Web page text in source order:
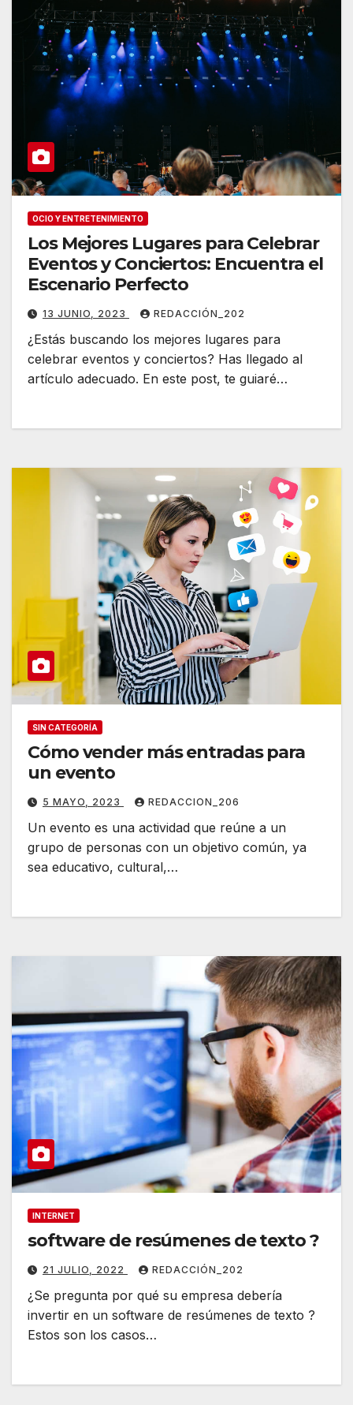
OCIO Y ENTRETENIMIENTO
Los Mejores Lugares para Celebrar
Eventos y Conciertos: Encuentra el
Escenario Perfecto
13 JUNIO, 2023 REDACCIÓN_202
¿Estás buscando los mejores lugares para
celebrar eventos y conciertos? Has llegado al
artículo adecuado. En este post, te guiaré…
SIN CATEGORÍA
Cómo vender más entradas para
un evento
5 MAYO, 2023 REDACCION_206
Un evento es una actividad que reúne a un
grupo de personas con un objetivo común, ya
sea educativo, cultural,…
INTERNET
software de resúmenes de texto ?
21 JULIO, 2022 REDACCIÓN_202
¿Se pregunta por qué su empresa debería
invertir en un software de resúmenes de texto ?
Estos son los casos…